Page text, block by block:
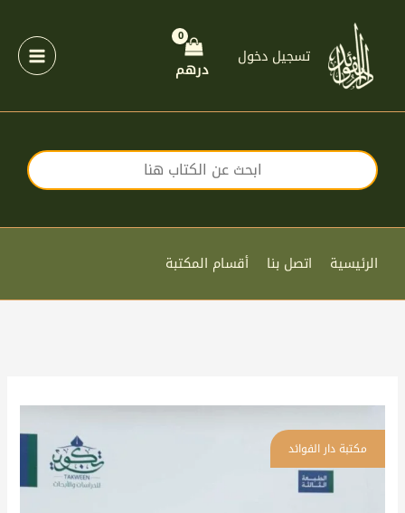
المحتوى
تسجيل دخول
درهم
الرئيسية اتصل بنا أقسام المكتبة